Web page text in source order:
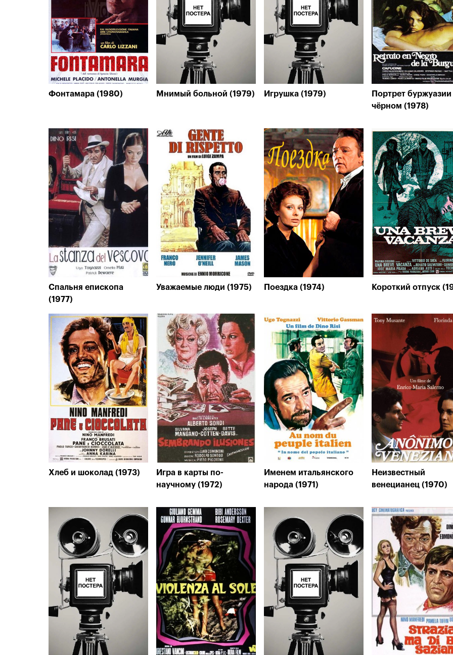
Фонтамара (1980) Мнимый больной (1979) Игрушка (1979)
Портрет буржуазии
чёрном (1978)
Спальня епископа
(1977)
Уважаемые люди (1975) Поездка (1974) Короткий отпуск
Хлеб и шоколад (1973)
Игра в карты по-
научному (1972)
Именем итальянского
народа (1971)
Неизвестный
венецианец (1970)